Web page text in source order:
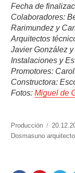
Fecha de
Colaboradores:
Rarimundez y
Arquitectos
Javier González
Instalaciones y
Promotores:
Constructora:
Fotos:Miguel de
https://
Producción
el
Dosmasuno